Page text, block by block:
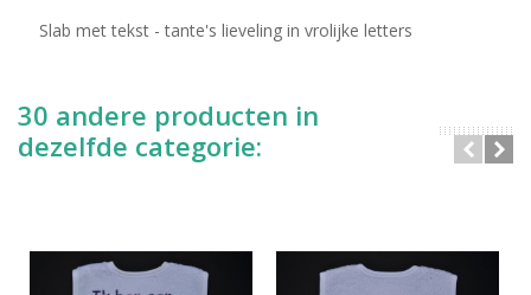
Slab met tekst - tante's lieveling in vrolijke letters
30 andere producten in
dezelfde categorie: